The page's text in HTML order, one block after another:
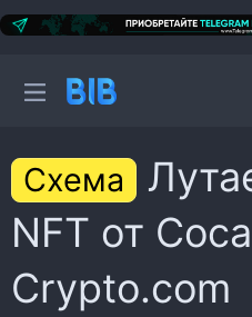
Схема
NFT от
Crypto.com